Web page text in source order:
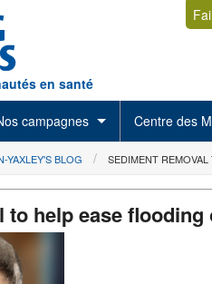
en santé
campagnes Centre des
YAXLEY'S BLOG SEDIMENT
to help ease